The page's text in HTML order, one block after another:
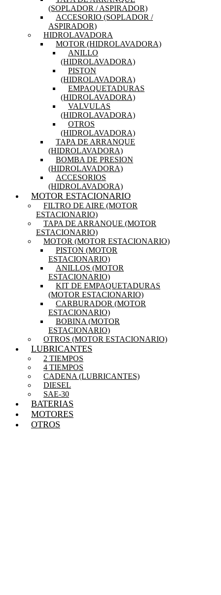
(SOPLADOR / ASPIRADOR)
ACCESORIO (SOPLADOR /
ASPIRADOR)
HIDROLAVADORA
MOTOR (HIDROLAVADORA)
ANILLO
(HIDROLAVADORA)
PISTON
(HIDROLAVADORA)
EMPAQUETADURAS
(HIDROLAVADORA)
VALVULAS
(HIDROLAVADORA)
OTROS
(HIDROLAVADORA)
TAPA DE ARRANQUE
(HIDROLAVADORA)
BOMBA DE PRESION
(HIDROLAVADORA)
ACCESORIOS
(HIDROLAVADORA)
MOTOR ESTACIONARIO
FILTRO DE AIRE (MOTOR
ESTACIONARIO)
TAPA DE ARRANQUE (MOTOR
ESTACIONARIO)
MOTOR (MOTOR ESTACIONARIO)
PISTON (MOTOR
ESTACIONARIO)
ANILLOS (MOTOR
ESTACIONARIO)
KIT DE EMPAQUETADURAS
(MOTOR ESTACIONARIO)
CARBURADOR (MOTOR
ESTACIONARIO)
BOBINA (MOTOR
ESTACIONARIO)
OTROS (MOTOR ESTACIONARIO)
LUBRICANTES
2 TIEMPOS
4 TIEMPOS
CADENA (LUBRICANTES)
DIESEL
SAE-30
BATERIAS
MOTORES
OTROS